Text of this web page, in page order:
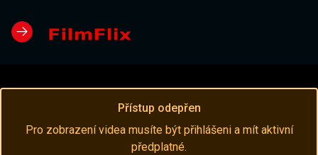
Přístup odepřen
Pro zobrazení videa musíte být přihlášeni a mít aktivní
předplatné.